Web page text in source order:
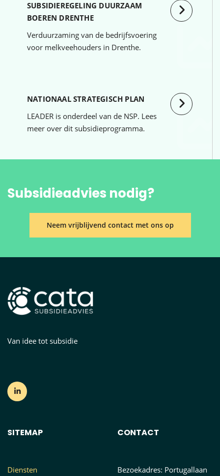
SUBSIDIEREGELING DUURZAAM
BOEREN DRENTHE
Verduurzaming van de bedrijfsvoering
voor melkveehouders in Drenthe.
NATIONAAL STRATEGISCH PLAN
LEADER is onderdeel van de NSP. Lees
meer over dit subsidieprogramma.
Subsidieadvies nodig?
Neem vrijblijvend contact met ons op
Van idee tot subsidie
SITEMAP
Diensten
CONTACT
Bezoekadres: Portugallaan